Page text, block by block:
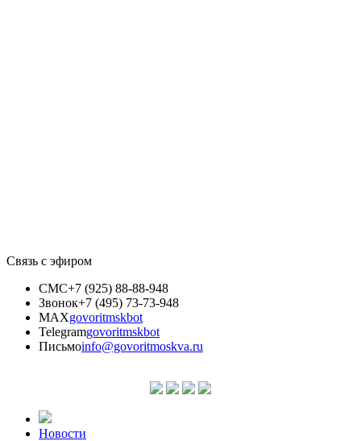
Связь с эфиром
СМС+7 (925) 88-88-948
Звонок+7 (495) 73-73-948
MAXgovoritmskbot
Telegramgovoritmskbot
Письмоinfo@govoritmoskva.ru
Новости